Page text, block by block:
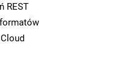
REST